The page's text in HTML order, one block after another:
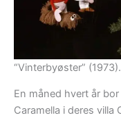
“Vinterbyøster”
En måned hvert år
Caramella i deres villa